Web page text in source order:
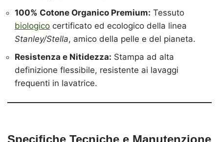
100% Cotone Organico Premium: Tessuto
biologico certificato ed ecologico della linea
Stanley/Stella, amico della pelle e del pianeta.
Resistenza e Nitidezza: Stampa ad alta
definizione flessibile, resistente ai lavaggi
frequenti in lavatrice.
Specifiche Tecniche e Manutenzione